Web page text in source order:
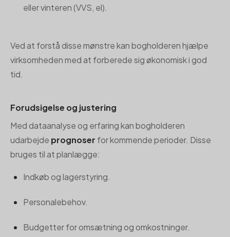
eller vinteren (VVS, el).
Ved at forstå disse mønstre kan bogholderen hjælpe
virksomheden med at forberede sig økonomisk i god
tid.
Forudsigelse og justering
Med dataanalyse og erfaring kan bogholderen
udarbejde prognoser for kommende perioder. Disse
bruges til at planlægge:
Indkøb og lagerstyring.
Personalebehov.
Budgetter for omsætning og omkostninger.